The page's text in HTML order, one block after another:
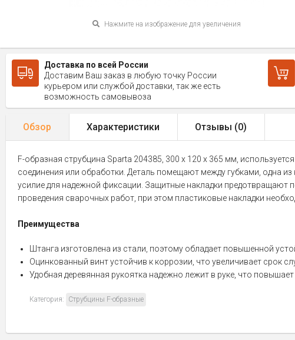
Нажмите на изображение для увеличения
Доставка по всей России
Доставим Ваш заказ в любую точку России
курьером или службой доставки, так же есть
возможность самовывоза
Обзор Характеристики Отзывы (0)
F-образная струбцина Sparta 204385, 300 х 120 х 365 мм,
соединения или обработки. Деталь помещают между губками, одна
усилие для надежной фиксации. Защитные накладки предотвращают
проведения сварочных работ, при этом пластиковые накладки
Преимущества
Штанга изготовлена из стали, поэтому обладает повышенной
Оцинкованный винт устойчив к коррозии, что увеличивает срок
Удобная деревянная рукоятка надежно лежит в руке, что
Категория: Струбцины F-образные